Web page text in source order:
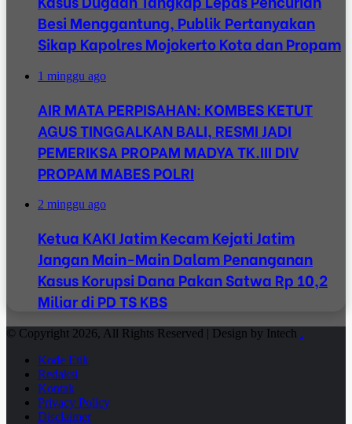
Besi Menggantung, Publik Pertanyakan
Sikap Kapolres Mojokerto Kota dan Propam
1 minggu ago
AIR MATA PERPISAHAN: KOMBES KETUT
AGUS TINGGALKAN BALI, RESMI JADI
PEMERIKSA PROPAM MADYA TK.III DIV
PROPAM MABES POLRI
2 minggu ago
Ketua KAKI Jatim Kecam Kejati Jatim
Jangan Main-Main Dalam Penanganan
Kasus Korupsi Dana Pakan Satwa Rp 10,2
Miliar di PD TS KBS
© Copyright 2026, All Rights Reserved | Design by Intech .
Kode Etik
Redaksi
Kontak
Privacy Policy
Disclaimer